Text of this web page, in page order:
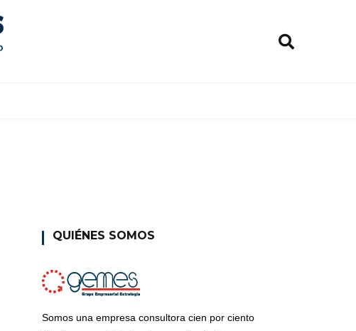
QUIÉNES SOMOS
Somos una empresa consultora cien por ciento